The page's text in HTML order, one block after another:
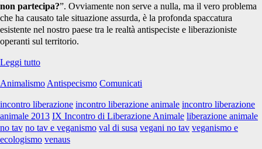
non partecipa?”. Ovviamente non serve a nulla, ma il vero problema
che ha causato tale situazione assurda, è la profonda spaccatura
esistente nel nostro paese tra le realtà antispeciste e liberazioniste
operanti sul territorio.
Leggi tuttoUn
di
animale
dove
non
ci
Animalismo Antispecismo Comunicati
incontro liberazione incontro liberazione animale incontro liberazione
animale 2013 IX Incontro di Liberazione Animale liberazione animale
no tav no tav e veganismo val di susa vegani no tav veganismo e
ecologismo venaus